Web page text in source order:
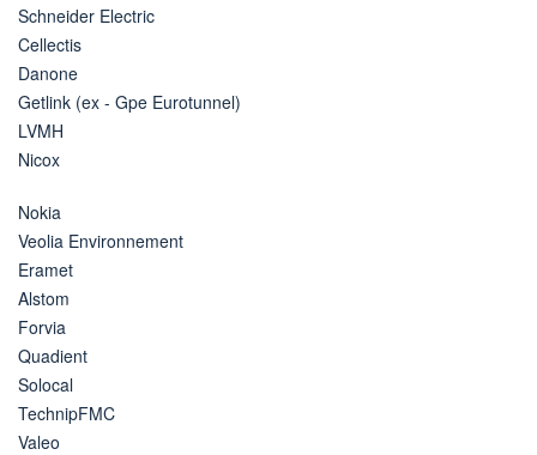
Schneider Electric
Cellectis
Danone
Getlink (ex - Gpe Eurotunnel)
LVMH
Nicox
Nokia
Veolia Environnement
Eramet
Alstom
Forvia
Quadient
Solocal
TechnipFMC
Valeo